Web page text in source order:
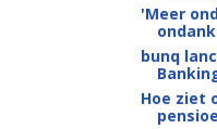
'Meer
bunq
Hoe ziet